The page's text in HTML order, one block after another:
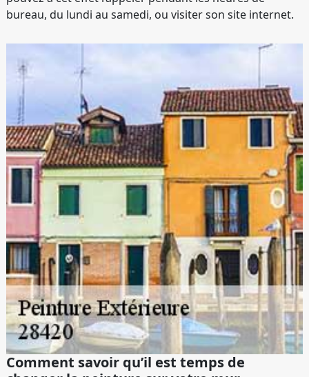
bureau, du lundi au samedi, ou visiter son site internet.
Comment savoir qu’il est temps de